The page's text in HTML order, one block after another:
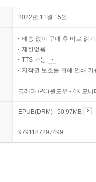
2022년 11월 15일
배송 없이 구매 후 바로 읽기
제한없음
TTS 가능
저작권 보호를 위해 인쇄 기
크레마 /PC(윈도우 - 4K 모
EPUB(DRM) | 50.97MB
9791187297499